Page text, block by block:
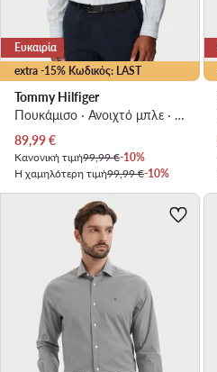
extra -15% Κωδικός: LAST
Ευκαιρία
Tommy Hilfiger
Πουκάμισο · Ανοιχτό μπλε · Slim Fit
Τρέχουσα τιμή
89,99€
Κανονική τιμή99,99 €-10%
Η χαμηλότερη τιμή99,99 €-10%